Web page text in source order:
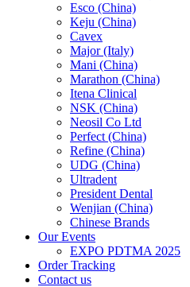
Esco (China)
Keju (China)
Cavex
Major (Italy)
Mani (China)
Marathon (China)
Itena Clinical
NSK (China)
Neosil Co Ltd
Perfect (China)
Refine (China)
UDG (China)
Ultradent
President Dental
Wenjian (China)
Chinese Brands
Our Events
EXPO PDTMA 2025
Order Tracking
Contact us